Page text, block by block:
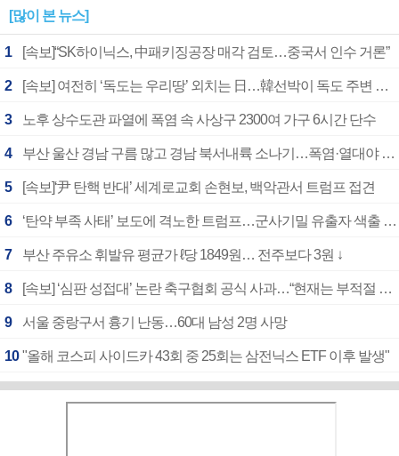
[많이 본 뉴스]
1 [속보]“SK하이닉스, 中패키징공장 매각 검토…중국서 인수 거론”
2 [속보] 여전히 ‘독도는 우리땅’ 외치는 日…韓선박이 독도 주변 해양조사 활동하자 반발
3 노후 상수도관 파열에 폭염 속 사상구 2300여 가구 6시간 단수
4 부산 울산 경남 구름 많고 경남 북서내륙 소나기…폭염·열대야 계속
5 [속보]‘尹 탄핵 반대’ 세계로교회 손현보, 백악관서 트럼프 접견
6 ‘탄약 부족 사태’ 보도에 격노한 트럼프…군사기밀 유출자 색출 지시
7 부산 주유소 휘발유 평균가 ℓ당 1849원… 전주보다 3원 ↓
8 [속보] ‘심판 성접대’ 논란 축구협회 공식 사과…“현재는 부적절 행위 없어”
9 서울 중랑구서 흉기 난동…60대 남성 2명 사망
10 "올해 코스피 사이드카 43회 중 25회는 삼전닉스 ETF 이후 발생"